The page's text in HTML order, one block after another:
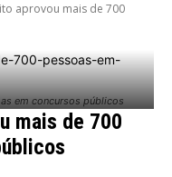
aprovou mais de 700
em concursos públicos
mais de 700